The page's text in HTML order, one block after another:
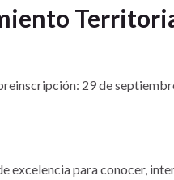
29 de
excelencia para conocer,